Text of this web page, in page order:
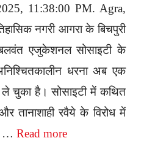
11:38:00 PM. Agra,
नगरी आगरा के बिचपुरी
बलवंत एजुकेशनल सोसाइटी के
धरना अब एक
चुका है। सोसाइटी में कथित
तानाशाही रवैये के विरोध में
… Read more